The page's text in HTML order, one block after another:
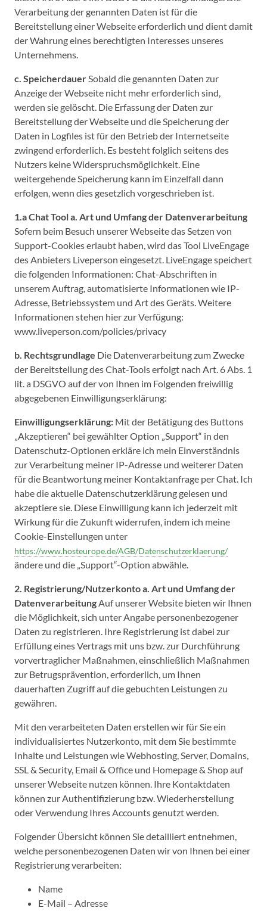
Verarbeitung der genannten Daten ist für die
Bereitstellung einer Webseite erforderlich und dient damit
der Wahrung eines berechtigten Interesses unseres
Unternehmens.
c. SpeicherdauerSobald die genannten Daten zur
Anzeige der Webseite nicht mehr erforderlich sind,
werden sie gelöscht. Die Erfassung der Daten zur
Bereitstellung der Webseite und die Speicherung der
Daten in Logfiles ist für den Betrieb der Internetseite
zwingend erforderlich. Es besteht folglich seitens des
Nutzers keine Widerspruchsmöglichkeit. Eine
weitergehende Speicherung kann im Einzelfall dann
erfolgen, wenn dies gesetzlich vorgeschrieben ist.
1.a Chat Toola. Art und Umfang der Datenverarbeitung
Sofern beim Besuch unserer Webseite das Setzen von
Support-Cookies erlaubt haben, wird das Tool LiveEngage
des Anbieters Liveperson eingesetzt. LiveEngage speichert
die folgenden Informationen: Chat-Abschriften in
unserem Auftrag, automatisierte Informationen wie IP-
Adresse, Betriebssystem und Art des Geräts. Weitere
Informationen stehen hier zur Verfügung:
www.liveperson.com/policies/privacy
b. Rechtsgrundlage Die Datenverarbeitung zum Zwecke
der Bereitstellung des Chat-Tools erfolgt nach Art. 6 Abs. 1
lit. a DSGVO auf der von Ihnen im Folgenden freiwillig
abgegebenen Einwilligungserklärung:
Einwilligungserklärung: Mit der Betätigung des Buttons
„Akzeptieren“ bei gewählter Option „Support“ in den
Datenschutz-Optionen erkläre ich mein Einverständnis
zur Verarbeitung meiner IP-Adresse und weiterer Daten
für die Beantwortung meiner Kontaktanfrage per Chat. Ich
habe die aktuelle Datenschutzerklärung gelesen und
akzeptiere sie. Diese Einwilligung kann ich jederzeit mit
Wirkung für die Zukunft widerrufen, indem ich meine
Cookie-Einstellungen unter
https://www.hosteurope.de/AGB/Datenschutzerklaerung/
ändere und die „Support“-Option abwähle.
2. Registrierung/Nutzerkontoa. Art und Umfang der
DatenverarbeitungAuf unserer Website bieten wir Ihnen
die Möglichkeit, sich unter Angabe personenbezogener
Daten zu registrieren. Ihre Registrierung ist dabei zur
Erfüllung eines Vertrags mit uns bzw. zur Durchführung
vorvertraglicher Maßnahmen, einschließlich Maßnahmen
zur Betrugsprävention, erforderlich, um Ihnen
dauerhaften Zugriff auf die gebuchten Leistungen zu
gewähren.
Mit den verarbeiteten Daten erstellen wir für Sie ein
individualisiertes Nutzerkonto, mit dem Sie bestimmte
Inhalte und Leistungen wie Webhosting, Server, Domains,
SSL & Security, Email & Office und Homepage & Shop auf
unserer Webseite nutzen können. Ihre Kontaktdaten
können zur Authentifizierung bzw. Wiederherstellung
oder Verwendung Ihres Accounts genutzt werden.
Folgender Übersicht können Sie detailliert entnehmen,
welche personenbezogenen Daten wir von Ihnen bei einer
Registrierung verarbeiten:
Name
E-Mail – Adresse